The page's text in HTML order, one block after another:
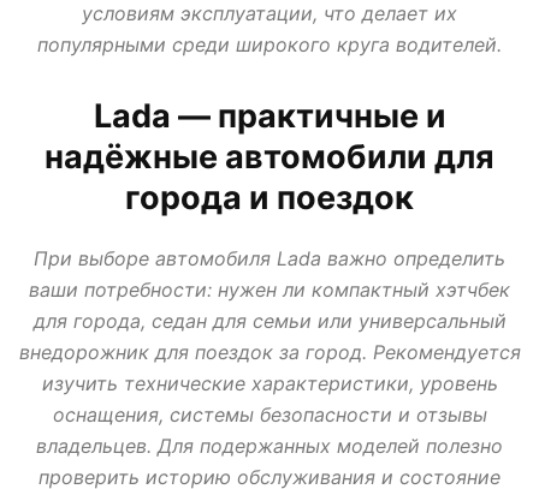
АВТО В КРЕДИТ, ТРЕЙД ИН, ЛИЗИНГ ВАЗ ИЖ ЛАДА МИР АВТО
НОВОСТИ ПРО АВТО УАЗ
условиям эксплуатации, что делает их
популярными среди широкого круга водителей.
Lada — практичные и
надёжные автомобили для
города и поездок
При выборе автомобиля Lada важно определить
ваши потребности: нужен ли компактный хэтчбек
для города, седан для семьи или универсальный
внедорожник для поездок за город. Рекомендуется
изучить технические характеристики, уровень
оснащения, системы безопасности и отзывы
владельцев. Для подержанных моделей полезно
проверить историю обслуживания и состояние